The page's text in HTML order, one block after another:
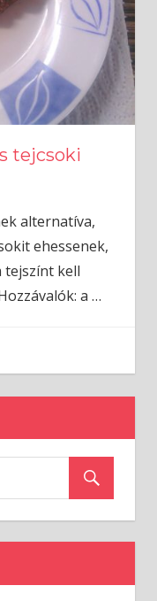
tejcsoki
alternatíva,
ehessenek,
tejszínt kell
a …